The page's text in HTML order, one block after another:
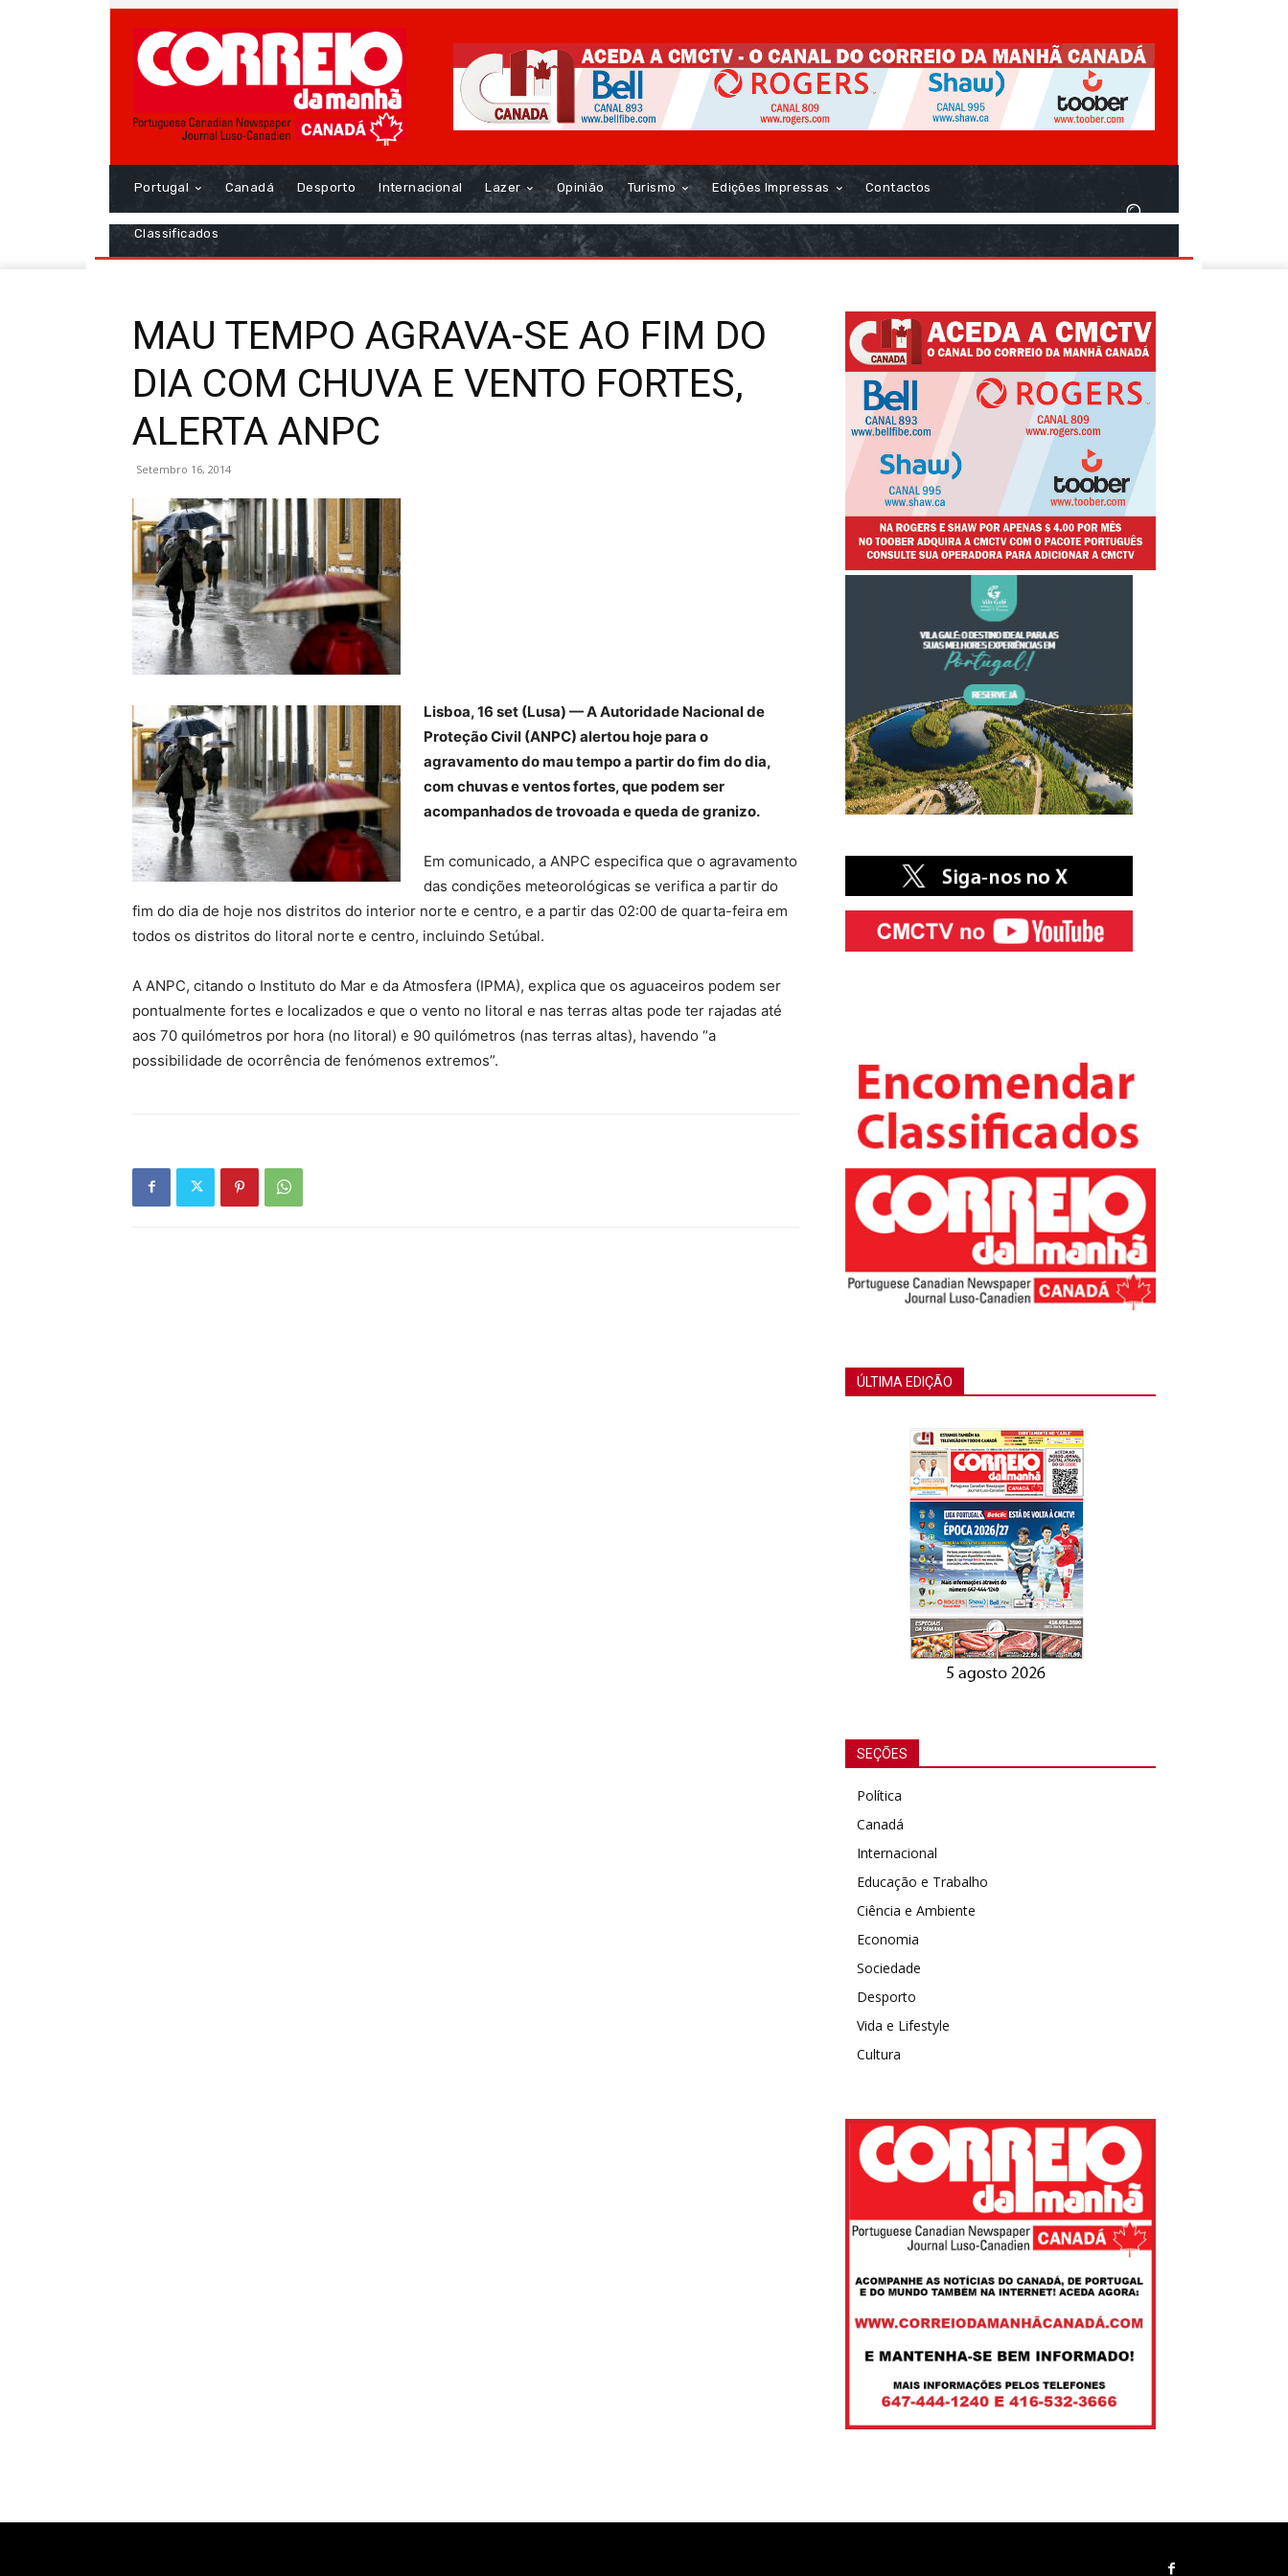
Portugal Canadá Desporto Internacional Lazer Opinião Turismo Edições Impressas Contactos
Classificados
MAU TEMPO AGRAVA-SE AO FIM DO
DIA COM CHUVA E VENTO FORTES,
ALERTA ANPC
Setembro 16, 2014
Lisboa, 16 set (Lusa) — A Autoridade Nacional de
Proteção Civil (ANPC) alertou hoje para o
agravamento do mau tempo a partir do fim do dia,
com chuvas e ventos fortes, que podem ser
acompanhados de trovoada e queda de granizo.
Em comunicado, a ANPC especifica que o agravamento
das condições meteorológicas se verifica a partir do
fim do dia de hoje nos distritos do interior norte e centro, e a partir das 02:00 de quarta-feira em
todos os distritos do litoral norte e centro, incluindo Setúbal.
A ANPC, citando o Instituto do Mar e da Atmosfera (IPMA), explica que os aguaceiros podem ser
pontualmente fortes e localizados e que o vento no litoral e nas terras altas pode ter rajadas até
aos 70 quilómetros por hora (no litoral) e 90 quilómetros (nas terras altas), havendo “a
possibilidade de ocorrência de fenómenos extremos”.
ÚLTIMA EDIÇÃO
SEÇÕES
Política
Canadá
Internacional
Educação e Trabalho
Ciência e Ambiente
Economia
Sociedade
Desporto
Vida e Lifestyle
Cultura